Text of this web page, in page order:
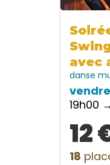
avec
danse
19h00
12
18